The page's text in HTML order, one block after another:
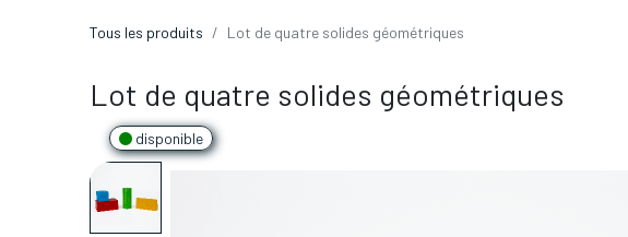
Tous les produits Lot de quatre solides géométriques
Lot de quatre solides géométriques
disponible